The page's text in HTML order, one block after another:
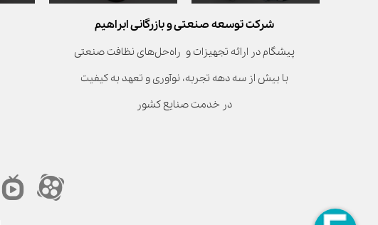
شرکت توسعه صنعتی و بازرگانی ابراهیم
پیشگام در ارائه تجهیزات و راه‌حل‌های نظافت صنعتی
با بیش از سه دهه تجربه، نوآوری و تعهد به کیفیت
در خدمت صنایع کشور